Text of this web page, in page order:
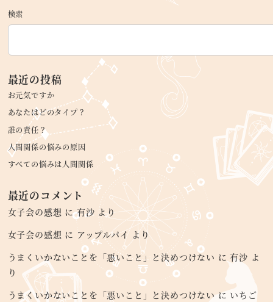
検索
最近の投稿
お元気ですか
あなたはどのタイプ？
誰の責任？
人間関係の悩みの原因
すべての悩みは人間関係
最近のコメント
女子会の感想 に有沙 より
女子会の感想 に アップルパイ より
うまくいかないことを「悪いこと」と決めつけない に有沙 よ
り
うまくいかないことを「悪いこと」と決めつけないに いちご